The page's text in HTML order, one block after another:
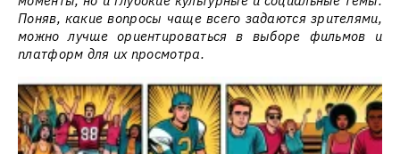
Поняв, какие вопросы чаще всего задаются зрителями,
можно лучше ориентироваться в выборе фильмов и
платформ для их просмотра.